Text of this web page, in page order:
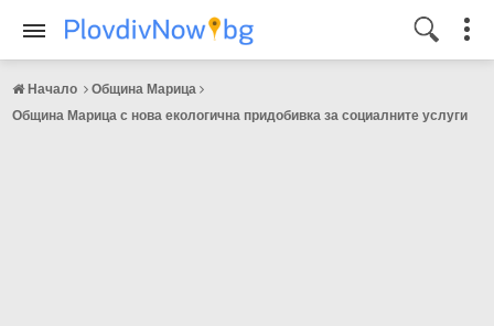
Начало
Община Марица
Община Марица с нова екологична придобивка за социалните услуги